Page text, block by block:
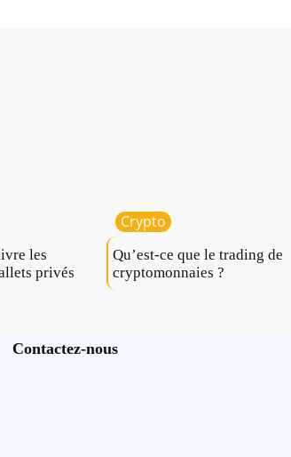
les
privés
Crypto
Qu’est-ce que le trading de
cryptomonnaies ?
Contactez-nous